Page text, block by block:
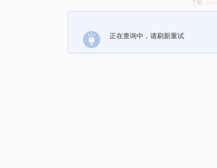
正在查询中，请刷新重试